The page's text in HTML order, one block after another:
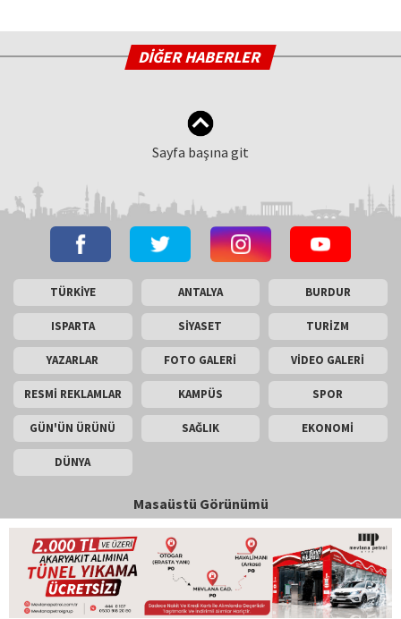
DİĞER HABERLER
Sayfa başına git
TÜRKİYE ANTALYA BURDUR
ISPARTA SİYASET TURİZM
YAZARLAR FOTO GALERİ VİDEO GALERİ
RESMİ REKLAMLAR KAMPÜS SPOR
GÜN'ÜN ÜRÜNÜ SAĞLIK EKONOMİ
DÜNYA
Masaüstü Görünümü
İletişim
Copyright © 2026 Gün Haber